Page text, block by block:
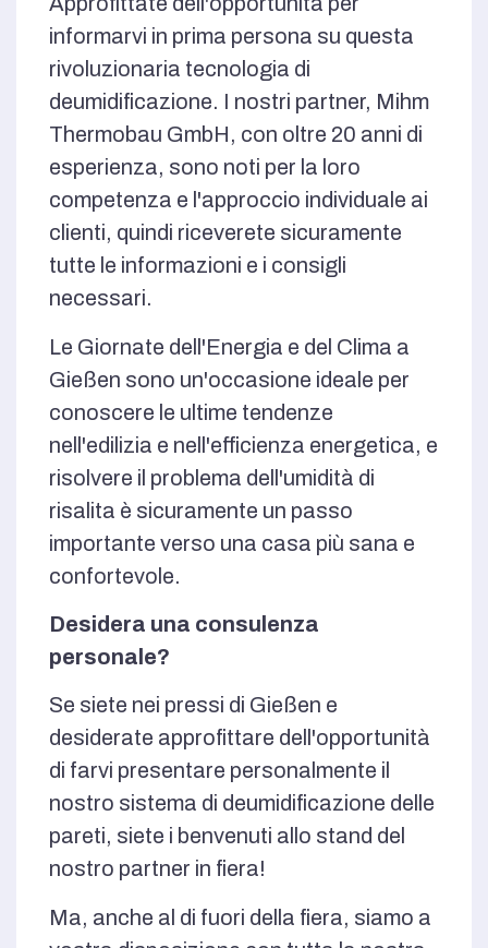
informarvi in prima persona su questa
rivoluzionaria tecnologia di
deumidificazione. I nostri partner, Mihm
Thermobau GmbH, con oltre 20 anni di
esperienza, sono noti per la loro
competenza e l'approccio individuale ai
clienti, quindi riceverete sicuramente
tutte le informazioni e i consigli
necessari.
Le Giornate dell'Energia e del Clima a
Gießen sono un'occasione ideale per
conoscere le ultime tendenze
nell'edilizia e nell'efficienza energetica, e
risolvere il problema dell'umidità di
risalita è sicuramente un passo
importante verso una casa più sana e
confortevole.
Desidera una consulenza
personale?
Se siete nei pressi di Gießen e
desiderate approfittare dell'opportunità
di farvi presentare personalmente il
nostro sistema di deumidificazione delle
pareti, siete i benvenuti allo stand del
nostro partner in fiera!
Ma, anche al di fuori della fiera, siamo a